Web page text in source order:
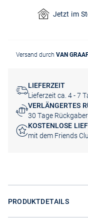
Jetzt im
Versand durch VAN
LIEFERZEIT
Lieferzeit ca. 4 - 7
VERLÄNGERTES
30 Tage
KOSTENLOSE
mit dem Friends
PRODUKTDETAILS